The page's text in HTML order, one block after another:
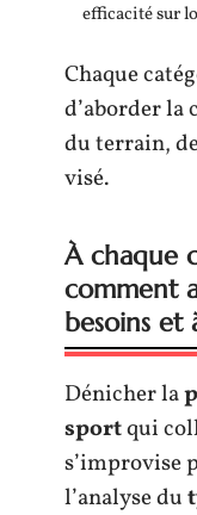
efficacité sur
Chaque
d’aborder la
du terrain,
visé.
À chaque
comment
besoins et
Dénicher la
sportqui
s’improvise
l’analyse du